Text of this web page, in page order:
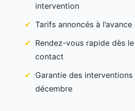
intervention
Tarifs annoncés à
Rendez-vous rapide dès
contact
Garantie des interventions
décembre